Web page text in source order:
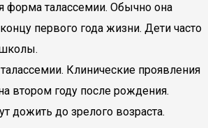
форма талассемии. Обычно она
первого года жизни. Дети часто
Клинические проявления
втором году после рождения.
дожить до зрелого возраста.